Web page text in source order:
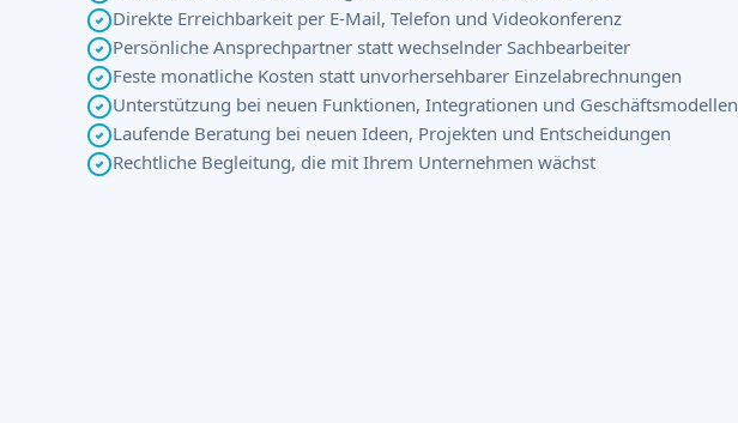
Direkte Erreichbarkeit per E-Mail, Telefon und Videokonferenz
Persönliche Ansprechpartner statt wechselnder Sachbearbeiter
Feste monatliche Kosten statt unvorhersehbarer Einzelabrechnungen
Unterstützung bei neuen Funktionen, Integrationen und Geschäftsmodellen
Laufende Beratung bei neuen Ideen, Projekten und Entscheidungen
Rechtliche Begleitung, die mit Ihrem Unternehmen wächst